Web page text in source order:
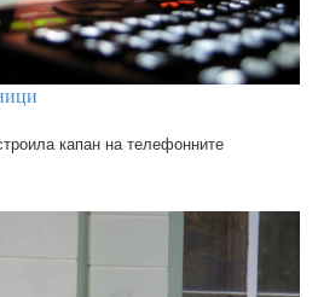
капан на телефонните